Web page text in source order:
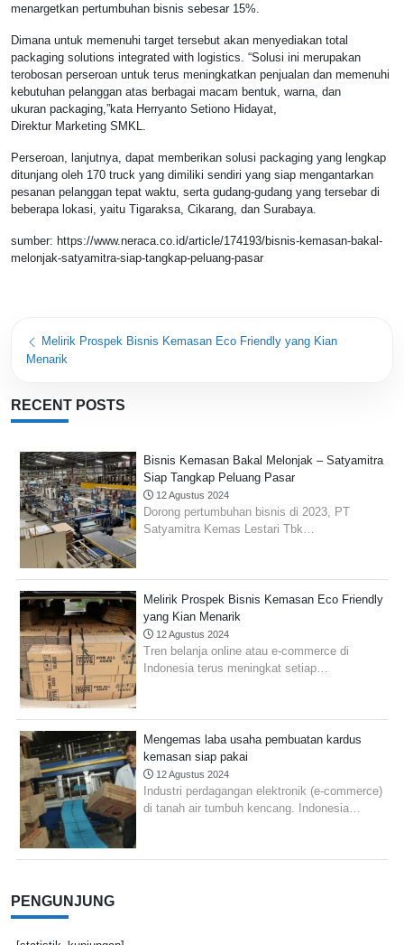
menargetkan pertumbuhan bisnis sebesar 15%.
Dimana untuk memenuhi target tersebut akan menyediakan total
packaging solutions integrated with logistics. “Solusi ini merupakan
terobosan perseroan untuk terus meningkatkan penjualan dan memenuhi
kebutuhan pelanggan atas berbagai macam bentuk, warna, dan
ukuran packaging,”kata Herryanto Setiono Hidayat,
Direktur Marketing SMKL.
Perseroan, lanjutnya, dapat memberikan solusi packaging yang lengkap
ditunjang oleh 170 truck yang dimiliki sendiri yang siap mengantarkan
pesanan pelanggan tepat waktu, serta gudang-gudang yang tersebar di
beberapa lokasi, yaitu Tigaraksa, Cikarang, dan Surabaya.
sumber: https://www.neraca.co.id/article/174193/bisnis-kemasan-bakal-
melonjak-satyamitra-siap-tangkap-peluang-pasar
Post
Melirik Prospek Bisnis Kemasan Eco Friendly yang Kian
Menarik
RECENT POSTS
Bisnis Kemasan Bakal Melonjak – Satyamitra
Siap Tangkap Peluang Pasar
12 Agustus 2024
Dorong pertumbuhan bisnis di 2023, PT
Satyamitra Kemas Lestari Tbk…
Melirik Prospek Bisnis Kemasan Eco Friendly
yang Kian Menarik
12 Agustus 2024
Tren belanja online atau e-commerce di
Indonesia terus meningkat setiap…
Mengemas laba usaha pembuatan kardus
kemasan siap pakai
12 Agustus 2024
Industri perdagangan elektronik (e-commerce)
di tanah air tumbuh kencang. Indonesia…
PENGUNJUNG